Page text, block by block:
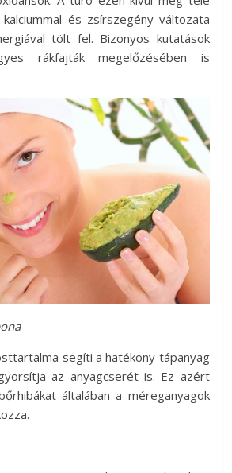
és zsírszegény változata
tölt fel. Bizonyos kutatások
rákfajták megelőzésében is
segíti a hatékony tápanyag
az anyagcserét is. Ez azért
általában a méreganyagok